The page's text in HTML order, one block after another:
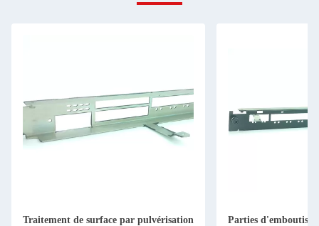
Traitement de surface par pulvérisation
Parties